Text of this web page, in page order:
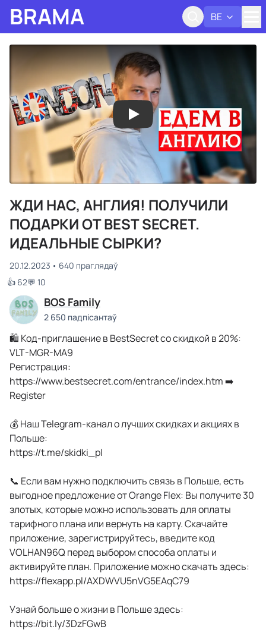
BRAMA BE
ЖДИ НАС, АНГЛИЯ! ПОЛУЧИЛИ
ПОДАРКИ ОТ BEST SECRET.
ИДЕАЛЬНЫЕ СЫРКИ?
20.12.2023
640 праглядаў
👍 62💬 10
BOS Family
2 650 падпісантаў
🛍️ Код-приглашение в BestSecret со скидкой в 20%:
VLT-MGR-MA9
Регистрация:
https://www.bestsecret.com/entrance/index.htm ➡️
Register
💰 Наш Telegram-канал о лучших скидках и акциях в
Польше:
https://t.me/skidki_pl
📞 Если вам нужно подключить связь в Польше, есть
выгодное предложение от Orange Flex: Вы получите 30
злотых, которые можно использовать для оплаты
тарифного плана или вернуть на карту. Скачайте
приложение, зарегистрируйтесь, введите код
VOLHAN96Q перед выбором способа оплаты и
активируйте план. Приложение можно скачать здесь:
https://flexapp.pl/AXDWVU5nVG5EAqC79
Узнай больше о жизни в Польше здесь:
https://bit.ly/3DzFGwB